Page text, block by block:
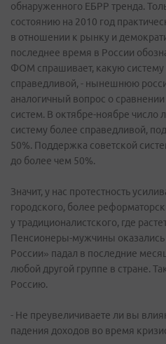
обнаруженного ЕБРР тренда.
состоянию на 2010 год
в отношении к рынку и
последнее время в России
ФОМ спрашивает, какую систему
справедливой, - нынешнюю
аналогичный вопрос о
систем. В октябре-ноябре число
систему более справедливой,
50%. Поддержка советской
до более чем 50%.
Значит, у нас протестность
городского, более
у традиционалистского, где
Пенсионеры-мужчины оказались
России» падал в последние
любой другой группе в стране.
Россию.
- Не преувеличиваете ли вы
падения доходов во время